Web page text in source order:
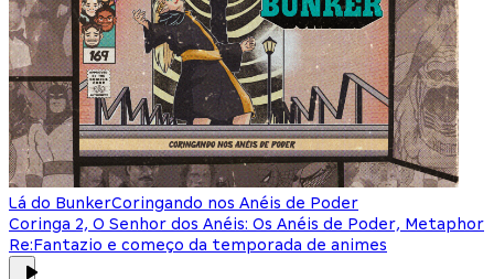
Lá do BunkerCoringando nos Anéis de Poder
Coringa 2, O Senhor dos Anéis: Os Anéis de Poder, Metaphor
Re:Fantazio e começo da temporada de animes